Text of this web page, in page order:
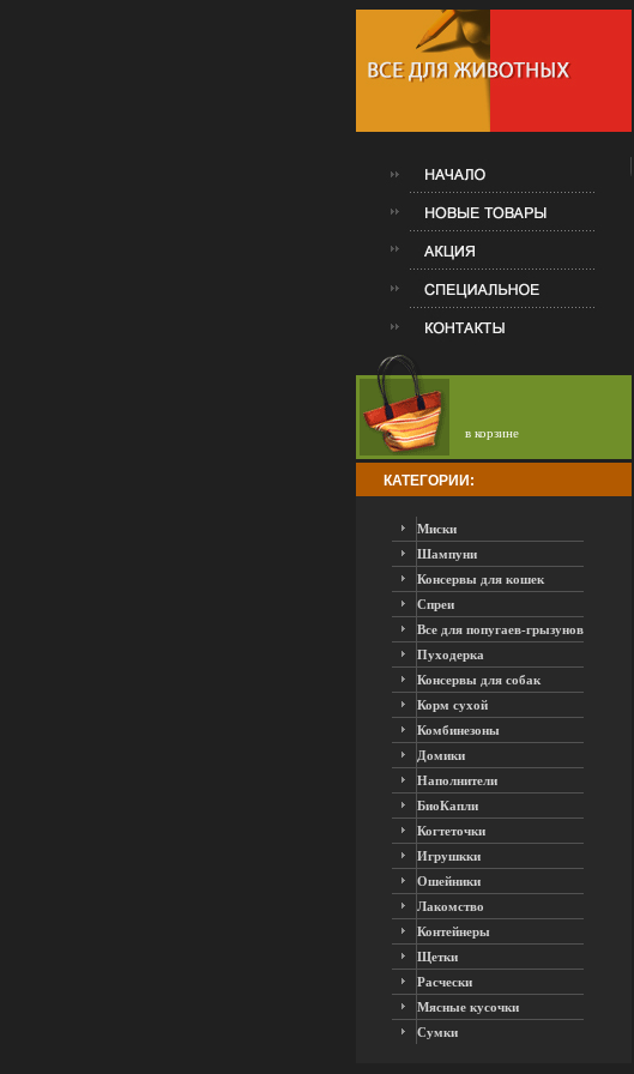
в корзине
КАТЕГОРИИ:
Миски
Шампуни
Консервы для кошек
Спреи
Все для попугаев-грызунов
Пуходерка
Консервы для собак
Корм сухой
Комбинезоны
Домики
Наполнители
БиоКапли
Когтеточки
Игрушкки
Ошейники
Лакомство
Контейнеры
Щетки
Расчески
Мясные кусочки
Сумки